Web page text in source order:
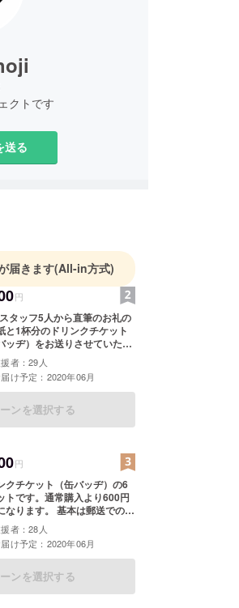
クトです
送る
届きます(All-in方式)
円
タッフ5人から直筆のお礼の
と1杯分のドリンクチケット
ッヂ）をお送りさせていただ
。基本は郵送でのお送りとな
が、店頭での引渡しをご希望
備考欄に「店頭引渡し希望」
ださい。 ※ドリンクバッ
600円までのドリンクと交換
者：29人
け予定：2020年06月
ンを選択する
円
クチケット（缶バッヂ）の6
トです。通常購入より600円
なります。 基本は郵送でのお
なりますが、店頭での引渡し
望の方は備考欄に「店頭引渡
とご記入ください。 ※ドリ
ッヂは1杯600円までのドリン
換できます ※缶バッヂタイプ
者：28人
け予定：2020年06月
ンを選択する